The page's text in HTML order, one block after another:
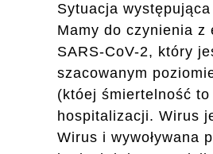
Sytuacja
Mamy do czynienia z
SARS-CoV-2, który
szacowanym
(któej śmiertelność to
hospitalizacji. Wirus
Wirus i wywoływana